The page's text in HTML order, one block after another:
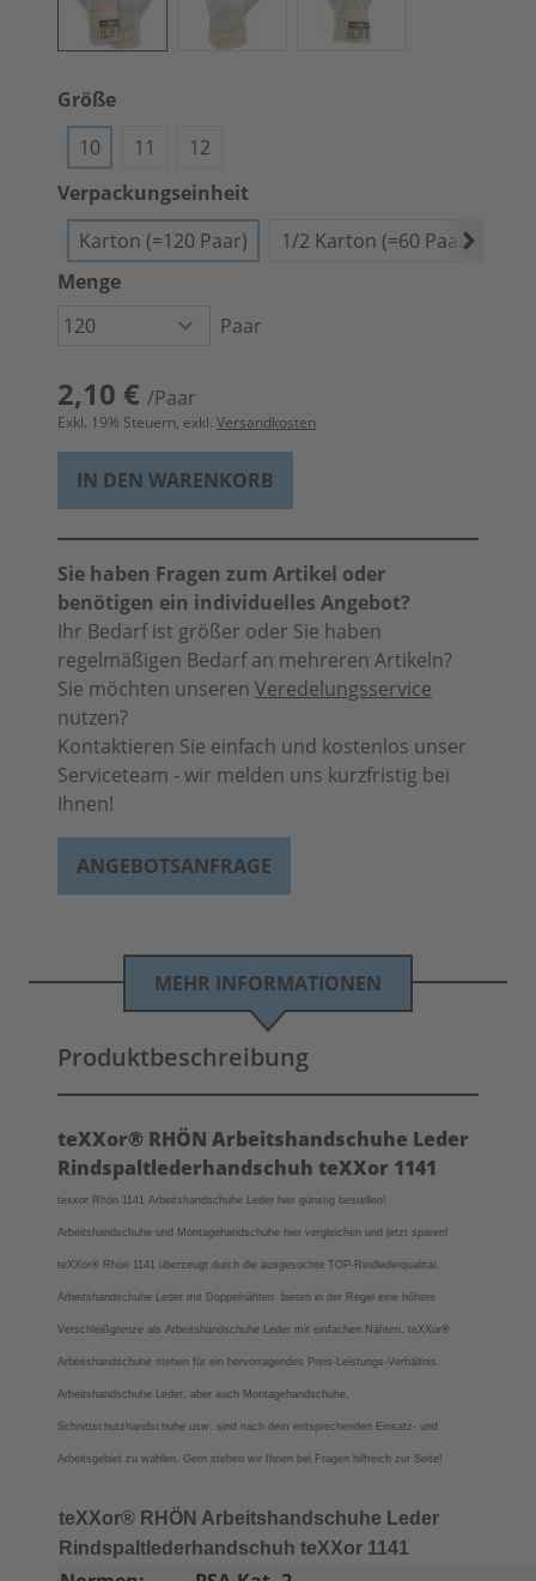
Größe
10
11
12
Verpackungseinheit
Karton (=120 Paar)
1/2 Karton (=60 Paar)
Menge
Paar
2,10 € /Paar
Exkl. 19% Steuern, exkl. Versandkosten
IN DEN WARENKORB
Sie haben Fragen zum Artikel oder
benötigen ein individuelles Angebot?
Ihr Bedarf ist größer oder Sie haben
regelmäßigen Bedarf an mehreren Artikeln?
Sie möchten unseren Veredelungsservice
nutzen?
Kontaktieren Sie einfach und kostenlos unser
Serviceteam - wir melden uns kurzfristig bei
Ihnen!
ANGEBOTSANFRAGE
MEHR INFORMATIONEN
Produktbeschreibung
teXXor® RHÖN Arbeitshandschuhe Leder
Rindspaltlederhandschuh teXXor 1141
texxor Rhön 1141 Arbeitshandschuhe Leder hier günstig bestellen!
Arbeitshandschuhe und Montagehandschuhe hier vergleichen und jetzt sparen!
teXXor® Rhön 1141 überzeugt durch die ausgesuchte TOP-Rindlederqualität.
Arbeitshandschuhe Leder mit Doppelnähten bieten in der Regel eine höhere
Verschleißgrenze als Arbeitshandschuhe Leder mit einfachen Nähten. teXXor®
Arbeitshandschuhe stehen für ein hervorragendes Preis-Leistungs-Verhältnis.
Arbeitshandschuhe Leder, aber auch Montagehandschuhe,
Schnittschutzhandschuhe usw. sind nach dem entsprechenden Einsatz- und
Arbeitsgebiet zu wählen. Gern stehen wir Ihnen bei Fragen hilfreich zur Seite!
teXXor® RHÖN Arbeitshandschuhe Leder
Rindspaltlederhandschuh teXXor 1141